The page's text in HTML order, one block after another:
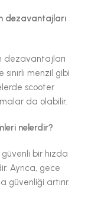
dezavantajları
dezavantajları
menzil gibi
scooter
da olabilir.
nelerdir?
bir hızda
Ayrıca, gece
güvenliği artırır.